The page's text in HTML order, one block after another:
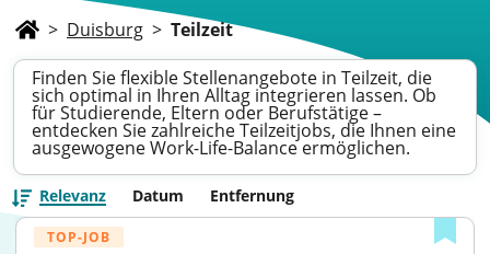
> Duisburg > Teilzeit
Finden Sie flexible Stellenangebote in Teilzeit, die
sich optimal in Ihren Alltag integrieren lassen. Ob
für Studierende, Eltern oder Berufstätige –
entdecken Sie zahlreiche Teilzeitjobs, die Ihnen eine
ausgewogene Work-Life-Balance ermöglichen.
Relevanz Datum Entfernung
TOP-JOB